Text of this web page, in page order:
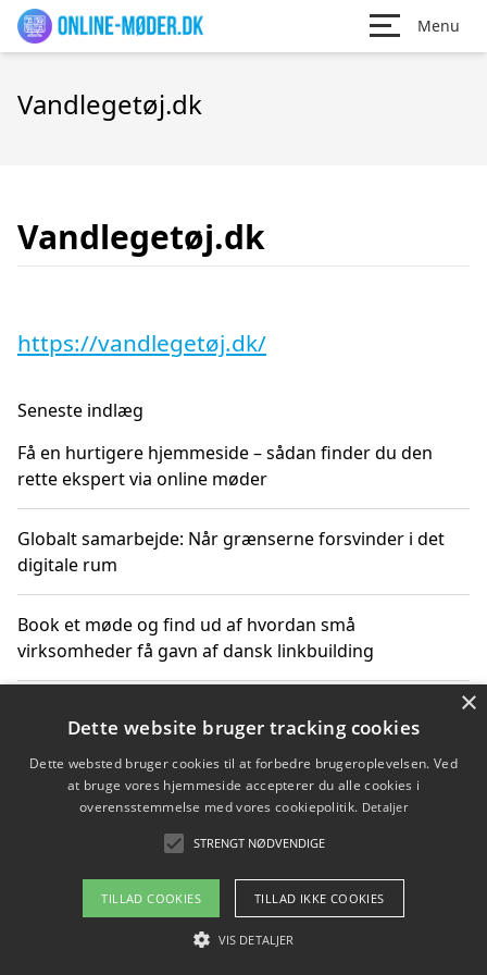
Menu
Vandlegetøj.dk
Vandlegetøj.dk
https://vandlegetøj.dk/
Seneste indlæg
Få en hurtigere hjemmeside – sådan finder du den
rette ekspert via online møder
Globalt samarbejde: Når grænserne forsvinder i det
digitale rum
Book et møde og find ud af hvordan små
virksomheder få gavn af dansk linkbuilding
får du indgår et samarbejde
Hold et møde med en WordPress ekspert og vælg den
mest professionelle til at vedligeholde din løsning
Copyright 2026 - Pilanto Aps
Om / kontakt
×
Dette website bruger tracking cookies
Dette websted bruger cookies til at forbedre brugeroplevelsen. Ved
at bruge vores hjemmeside accepterer du alle cookies i
overensstemmelse med vores cookiepolitik. Detaljer
STRENGT NØDVENDIGE
TILLAD COOKIES TILLAD IKKE COOKIES
VIS DETALJER